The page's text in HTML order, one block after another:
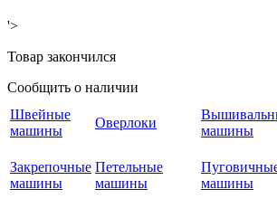
'>
Товар закончился
Сообщить о наличии
Швейные
машины
Оверлоки
машины
Закрепочные
машины
Петельные
машины
машины